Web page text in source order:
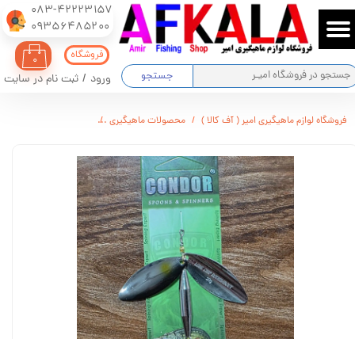
083-42223157
​​​​​​​09356485200
جستجو
۰
ورود / ثبت نام در سایت
حساب کاربری من
تغییر گذر واژه
فروشگاه
فروشگاه لوازم ماهیگیری امیر ( آف کالا ) محصولات ماهیگیری